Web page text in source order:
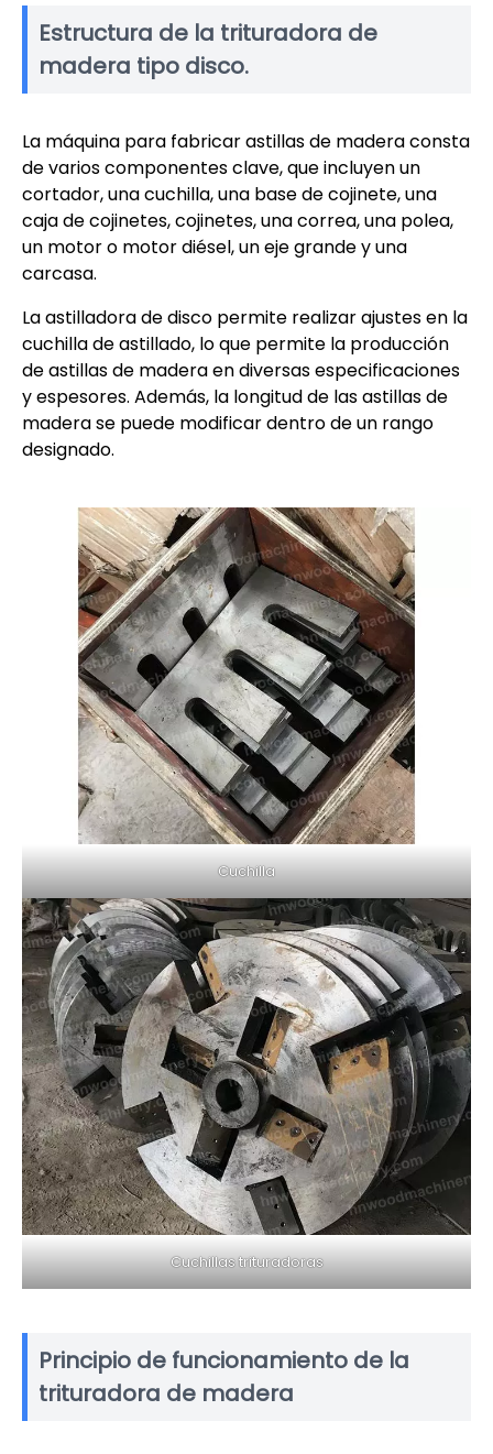
Estructura de la trituradora de
madera tipo disco.
La máquina para fabricar astillas de madera consta
de varios componentes clave, que incluyen un
cortador, una cuchilla, una base de cojinete, una
caja de cojinetes, cojinetes, una correa, una polea,
un motor o motor diésel, un eje grande y una
carcasa.
La astilladora de disco permite realizar ajustes en la
cuchilla de astillado, lo que permite la producción
de astillas de madera en diversas especificaciones
y espesores. Además, la longitud de las astillas de
madera se puede modificar dentro de un rango
designado.
Cuchilla
Cuchillas trituradoras
Principio de funcionamiento de la
trituradora de madera